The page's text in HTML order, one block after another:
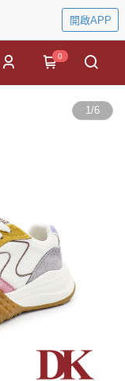
開啟APP
0
1/6